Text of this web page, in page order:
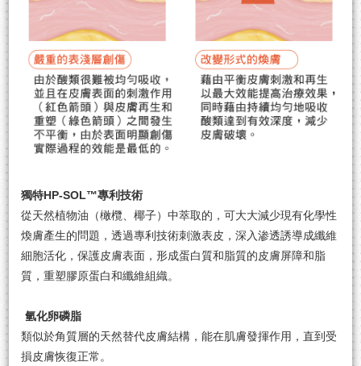
獨特HP-SOL™專利技術
從天然植物油（橄欖、椰子）中萃取的，可大大減少現有化學性
煥膚產生的問題，透過專利技術刺激表皮，深入渗透誘導成纖維
細胞活化，保護皮膚表面，形成蛋白質和脂質的皮膚屏障和脂
質，重塑膠原蛋白和纖維組織。
氫化卵磷脂
類似於角質層的天然替代皮膚結構，能在肌膚發揮作用，直到受
損皮膚恢復正常。